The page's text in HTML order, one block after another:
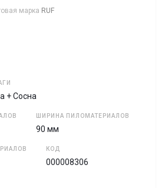
марка RUF
+ Сосна
ШИРИНА ПИЛОМАТЕРИАЛОВ
90 мм
КОД
000008306